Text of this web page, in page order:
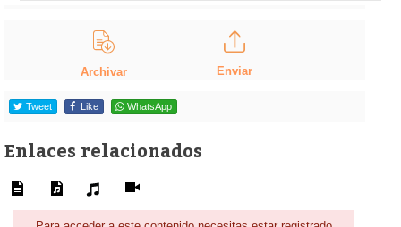
Archivar Enviar
Tweet Like WhatsApp
Enlaces relacionados